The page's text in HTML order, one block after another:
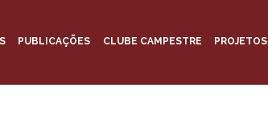
PUBLICAÇÕES CLUBE CAMPESTRE PROJETOS